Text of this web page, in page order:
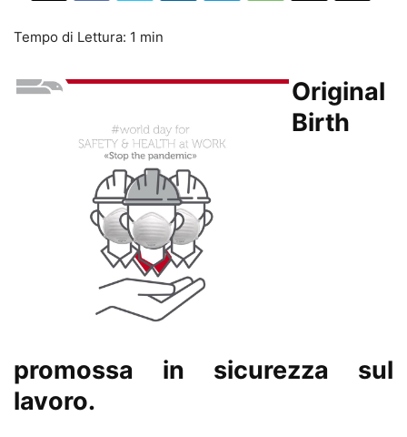
Original
Birth
promossa in sicurezza sul
lavoro.